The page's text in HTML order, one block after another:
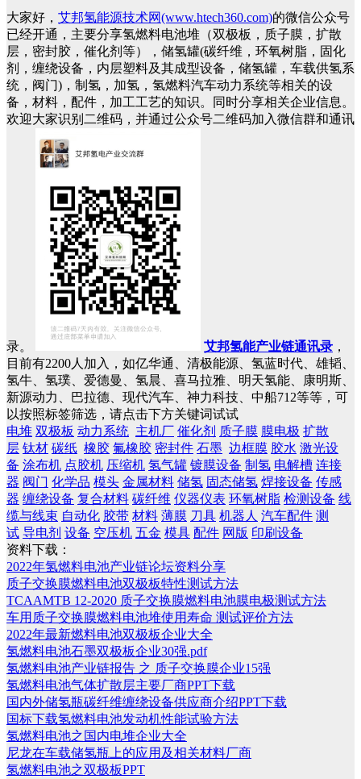
大家好， 艾邦氢能源技术网(www.htech360.com)的微信公众号
已经开通，主要分享氢燃料电池堆（双极板，质子膜，扩散
层，密封胶，催化剂等），储氢罐(碳纤维，环氧树脂，固化
剂，缠绕设备，内层塑料及其成型设备，储氢罐，车载供氢系
统，阀门)，制氢，加氢，氢燃料汽车动力系统等相关的设
备，材料，配件，加工工艺的知识。同时分享相关企业信息。
欢迎大家识别二维码，并通过公众号二维码加入微信群和通讯
录。 艾邦氢能产业链通讯录 ，
目前有2200人加入，如亿华通、清极能源、氢蓝时代、雄韬、
氢牛、氢璞、爱德曼、氢晨、喜马拉雅、明天氢能、康明斯、
新源动力、巴拉德、现代汽车、神力科技、中船712等等，可
以按照标签筛选，请点击下方关键词试试
电堆 双极板 动力系统 主机厂 催化剂 质子膜 膜电极 扩散
层 钛材 碳纸 橡胶 氟橡胶 密封件 石墨 边框膜 胶水 激光设
备 涂布机 点胶机 压缩机 氢气罐 镀膜设备 制氢 电解槽 连接
器 阀门 化学品 模头 金属材料 储氢 固态储氢 焊接设备 传感
器 缠绕设备 复合材料 碳纤维 仪器仪表 环氧树脂 检测设备 线
缆与线束 自动化 胶带 材料 薄膜 刀具 机器人 汽车配件 测
试 导电剂 设备 空压机 五金 模具 配件 网版 印刷设备
资料下载：
2022年氢燃料电池产业链论坛资料分享
质子交换膜燃料电池双极板特性测试方法
TCAAMTB 12-2020 质子交换膜燃料电池膜电极测试方法
车用质子交换膜燃料电池堆使用寿命 测试评价方法
2022年最新燃料电池双极板企业大全
氢燃料电池石墨双极板企业30强.pdf
氢燃料电池产业链报告 之 质子交换膜企业15强
氢燃料电池气体扩散层主要厂商PPT下载
国内外储氢瓶碳纤维缠绕设备供应商介绍PPT下载
国标下载氢燃料电池发动机性能试验方法
氢燃料电池之国内电堆企业大全
尼龙在车载储氢瓶上的应用及相关材料厂商
氢燃料电池之双极板PPT